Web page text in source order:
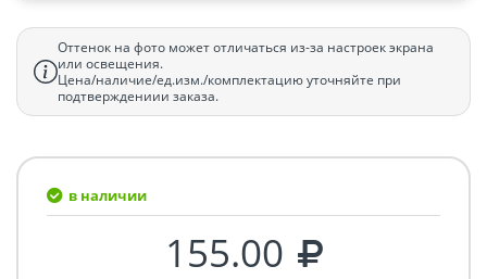
Оттенок на фото может отличаться из-за настроек экрана
или освещения.
Цена/наличие/ед.изм./комплектацию уточняйте при
подтверждениии заказа.
в наличии
155.00